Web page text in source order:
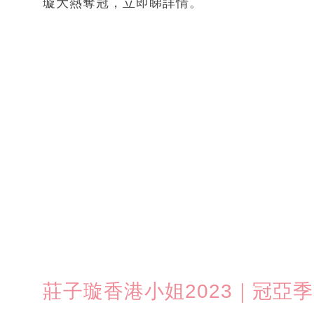
莊子璇香港小姐2023｜冠亞